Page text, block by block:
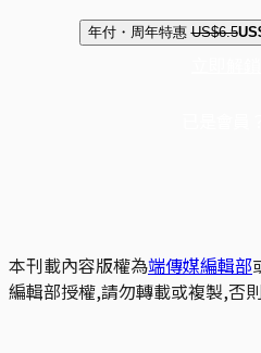
年付・周年特惠 US$6.5
本刊載內容版權為端傳媒編輯部
編輯部授權,請勿轉載或複製,否